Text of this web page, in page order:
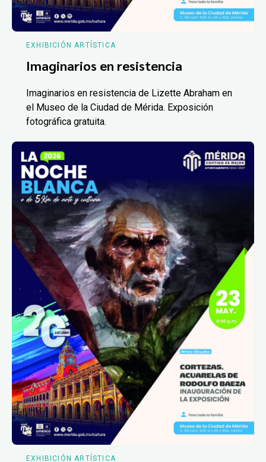
EXHIBICIÓN ARTÍSTICA
Imaginarios en resistencia
Imaginarios en resistencia de Lizette Abraham en
el Museo de la Ciudad de Mérida. Exposición
fotográfica gratuita.
EXHIBICIÓN ARTÍSTICA